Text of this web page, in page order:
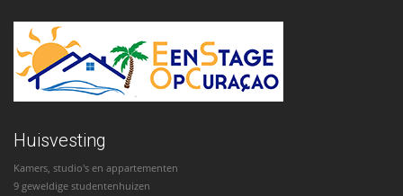
Huisvesting
Kamers, studio's en appartementen
9 geweldige studentenhuizen